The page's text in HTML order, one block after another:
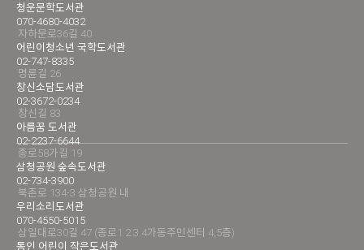
청운문학도서관
070-4680-4032
자하문로36길 40
어린이청소년 국학도서관
02-747-8335
명륜길 26
창신소담도서관
02-3672-0234
창신길 83
아름꿈 도서관
02-2237-6644
종로58가길 19
삼청공원 숲속도서관
02-734-3900
북촌로 134-3 삼청공원 내
우리소리도서관
070-4550-5015
삼일대로30길 47 (종로1.2.3.4가동주민센터 4,5층)
통인 어린이 작은도서관